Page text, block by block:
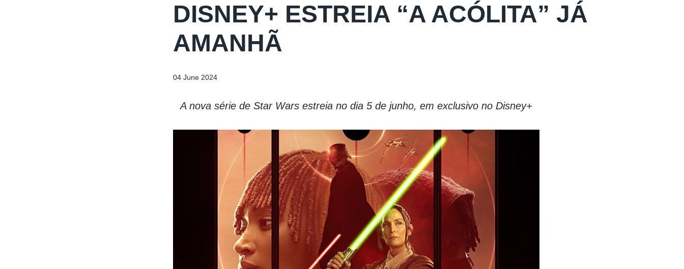
DISNEY+ ESTREIA “A ACÓLITA” JÁ
AMANHÃ
04 June 2024
A nova série de Star Wars estreia no dia 5 de junho, em exclusivo no Disney+